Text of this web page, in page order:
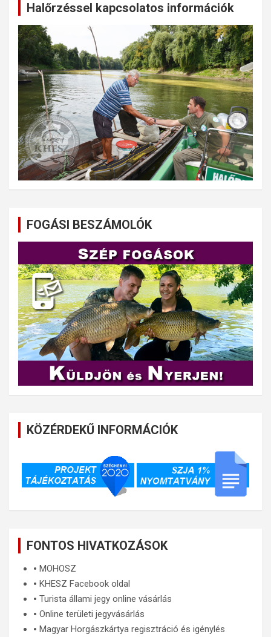
Halőrzéssel kapcsolatos információk
FOGÁSI BESZÁMOLÓK
KÖZÉRDEKŰ INFORMÁCIÓK
FONTOS HIVATKOZÁSOK
🞄 MOHOSZ
🞄 KHESZ Facebook oldal
🞄 Turista állami jegy online vásárlás
🞄 Online területi jegyvásárlás
🞄 Magyar Horgászkártya regisztráció és igénylés